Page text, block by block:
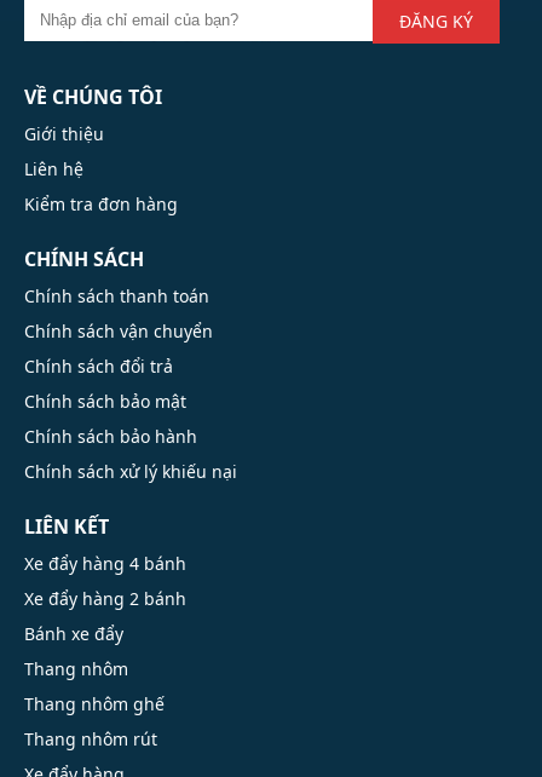
ĐĂNG KÝ
VỀ CHÚNG TÔI
Giới thiệu
Liên hệ
Kiểm tra đơn hàng
CHÍNH SÁCH
Chính sách thanh toán
Chính sách vận chuyển
Chính sách đổi trả
Chính sách bảo mật
Chính sách bảo hành
Chính sách xử lý khiếu nại
LIÊN KẾT
Xe đẩy hàng 4 bánh
Xe đẩy hàng 2 bánh
Bánh xe đẩy
Thang nhôm
Thang nhôm ghế
Thang nhôm rút